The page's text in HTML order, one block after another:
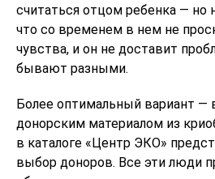
считаться отцом ребенка — но
что со временем в нем не
чувства, и он не доставит
бывают разными.
Более оптимальный вариант —
донорским материалом из
в каталоге «Центр ЭКО»
выбор доноров. Все эти люди